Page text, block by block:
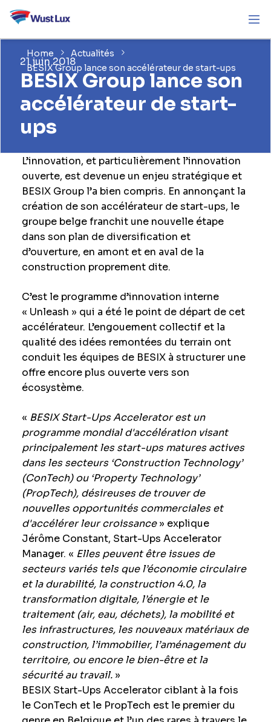
Home
Actualités
BESIX Group lance son accélérateur de start-ups
21 juin 2018
BESIX Group lance son
accélérateur de start-
ups
L’innovation, et particulièrement l’innovation
ouverte, est devenue un enjeu stratégique et
BESIX Group l’a bien compris. En annonçant la
création de son accélérateur de start-ups, le
groupe belge franchit une nouvelle étape
dans son plan de diversification et
d’ouverture, en amont et en aval de la
construction proprement dite.
C’est le programme d’innovation interne
« Unleash » qui a été le point de départ de cet
accélérateur. L’engouement collectif et la
qualité des idées remontées du terrain ont
conduit les équipes de BESIX à structurer une
offre encore plus ouverte vers son
écosystème.
« BESIX Start-Ups Accelerator est un
programme mondial d'accélération visant
principalement les start-ups matures actives
dans les secteurs ‘Construction Technology’
(ConTech) ou ‘Property Technology’
(PropTech), désireuses de trouver de
nouvelles opportunités commerciales et
d'accélérer leur croissance» explique
Jérôme Constant, Start-Ups Accelerator
Manager. « Elles peuvent être issues de
secteurs variés tels que l’économie circulaire
et la durabilité, la construction 4.0, la
transformation digitale, l’énergie et le
traitement (air, eau, déchets), la mobilité et
les infrastructures, les nouveaux matériaux de
construction, l’immobilier, l’aménagement du
territoire, ou encore le bien-être et la
sécurité au travail.»
BESIX Start-Ups Accelerator ciblant à la fois
le ConTech et le PropTech est le premier du